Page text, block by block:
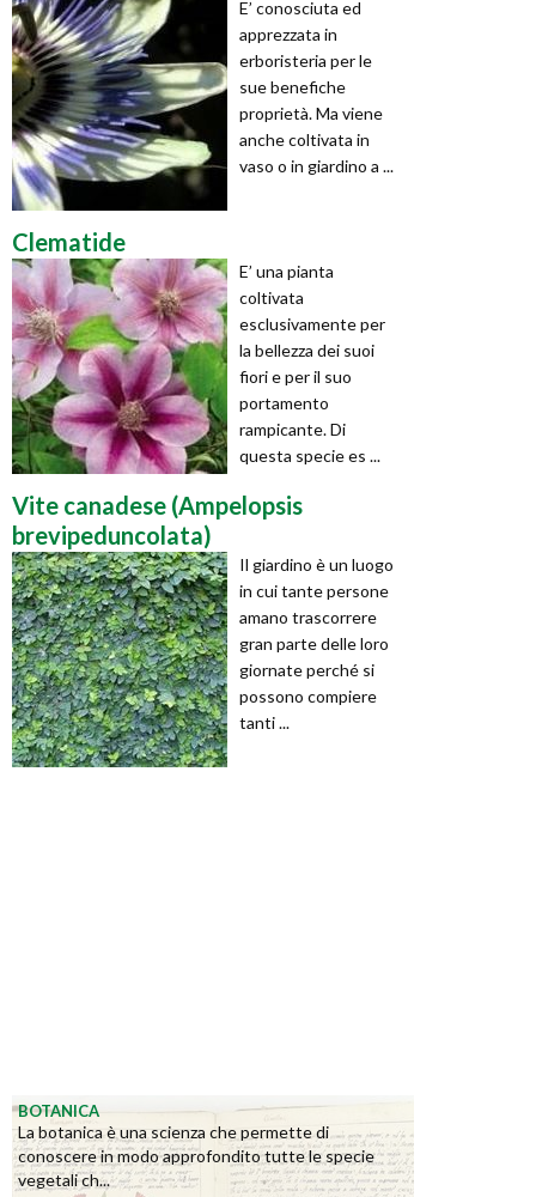
E’ conosciuta ed
apprezzata in
erboristeria per le
sue benefiche
proprietà. Ma viene
anche coltivata in
vaso o in giardino a ...
Clematide
E’ una pianta
coltivata
esclusivamente per
la bellezza dei suoi
fiori e per il suo
portamento
rampicante. Di
questa specie es ...
Vite canadese (Ampelopsis
brevipeduncolata)
Il giardino è un luogo
in cui tante persone
amano trascorrere
gran parte delle loro
giornate perché si
possono compiere
tanti ...
BOTANICA
La botanica è una scienza che permette di
conoscere in modo approfondito tutte le specie
vegetali ch...